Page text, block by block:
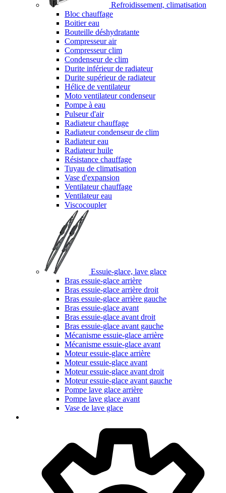
Refroidissement, climatisation
Bloc chauffage
Boitier eau
Bouteille déshydratante
Compresseur air
Compresseur clim
Condenseur de clim
Durite inférieur de radiateur
Durite supérieur de radiateur
Hélice de ventilateur
Moto ventilateur condenseur
Pompe à eau
Pulseur d'air
Radiateur chauffage
Radiateur condenseur de clim
Radiateur eau
Radiateur huile
Résistance chauffage
Tuyau de climatisation
Vase d'expansion
Ventilateur chauffage
Ventilateur eau
Viscocoupler
Essuie-glace, lave glace
Bras essuie-glace arrière
Bras essuie-glace arrière droit
Bras essuie-glace arrière gauche
Bras essuie-glace avant
Bras essuie-glace avant droit
Bras essuie-glace avant gauche
Mécanisme essuie-glace arrière
Mécanisme essuie-glace avant
Moteur essuie-glace arrière
Moteur essuie-glace avant
Moteur essuie-glace avant droit
Moteur essuie-glace avant gauche
Pompe lave glace arrière
Pompe lave glace avant
Vase de lave glace